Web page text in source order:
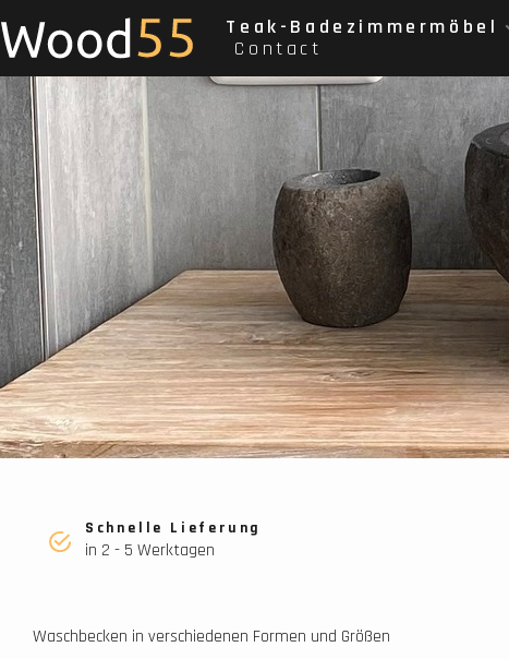
Teak-Badezimmermöbel
Contact
Schnelle Lieferung
in 2 - 5 Werktagen
Waschbecken in verschiedenen Formen und Größen